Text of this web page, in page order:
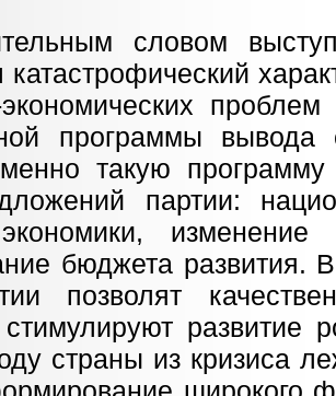
словом
катастрофический
экономических
программы вывода
такую
партии:
изменение
бюджета развития.
позволят
развитие
страны из кризиса